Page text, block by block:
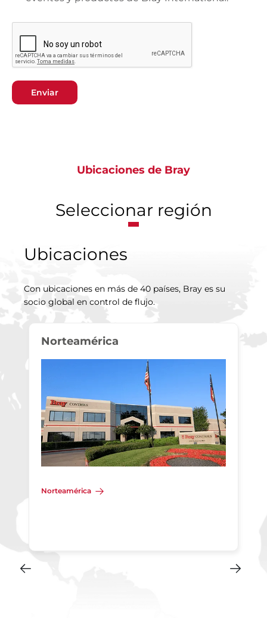
Enviar
Ubicaciones de Bray
Seleccionar región
Ubicaciones
Con ubicaciones en más de 40 países, Bray es su
socio global en control de flujo.
Norteamérica
Norteamérica